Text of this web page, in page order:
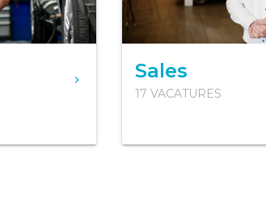
Sales
17 VACATURES